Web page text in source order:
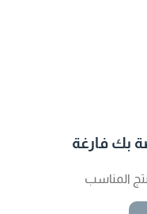
بك فارغة
المناسب